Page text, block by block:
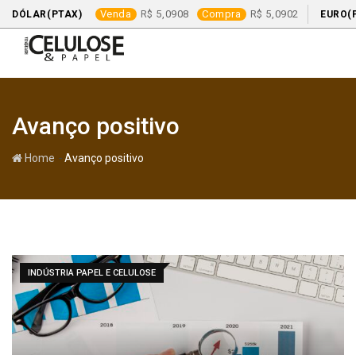
DÓLAR(PTAX) Venda 5,0908 Compra 5,0902
content
Avanço positivo
Home -Avanço positivo
INDÚSTRIA PAPEL E CELULOSE